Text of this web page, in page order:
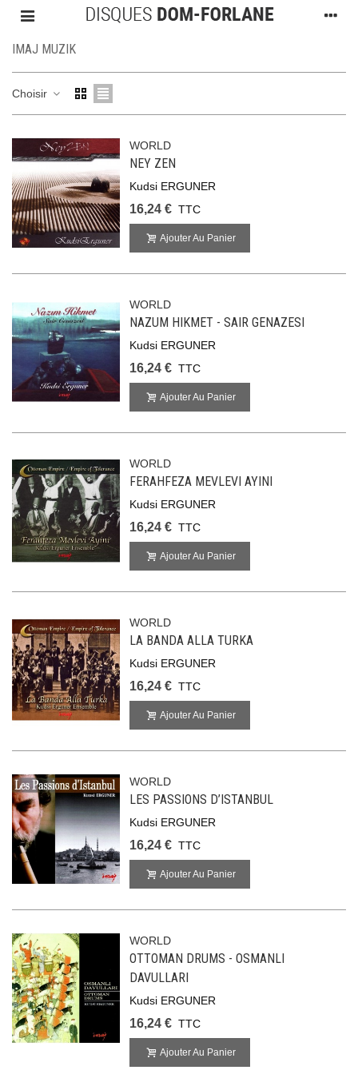
IMAJ MUZIK
Choisir
WORLD
NEY ZEN
Kudsi ERGUNER
16,24 € TTC
Ajouter Au Panier
WORLD
NAZUM HIKMET - SAIR GENAZESI
Kudsi ERGUNER
16,24 € TTC
Ajouter Au Panier
WORLD
FERAHFEZA MEVLEVI AYINI
Kudsi ERGUNER
16,24 € TTC
Ajouter Au Panier
WORLD
LA BANDA ALLA TURKA
Kudsi ERGUNER
16,24 € TTC
Ajouter Au Panier
WORLD
LES PASSIONS D’ISTANBUL
Kudsi ERGUNER
16,24 € TTC
Ajouter Au Panier
WORLD
OTTOMAN DRUMS - OSMANLI
DAVULLARI
Kudsi ERGUNER
16,24 € TTC
Ajouter Au Panier